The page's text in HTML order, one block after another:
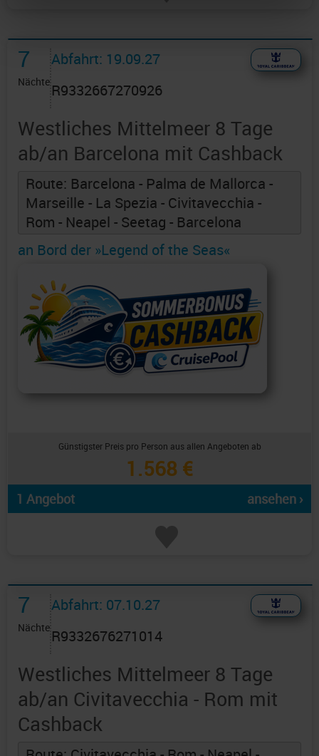
7
Nächte
Abfahrt: 19.09.27
R9332667270926
Westliches Mittelmeer 8 Tage
ab/an Barcelona mit Cashback
Route: Barcelona - Palma de Mallorca -
Marseille - La Spezia - Civitavecchia -
Rom - Neapel - Seetag - Barcelona
an Bord der »Legend of the Seas«
Günstigster Preis pro Person aus allen Angeboten ab
1.568 €
1 Angebot ansehen ›
7
Nächte
Abfahrt: 07.10.27
R9332676271014
Westliches Mittelmeer 8 Tage
ab/an Civitavecchia - Rom mit
Cashback